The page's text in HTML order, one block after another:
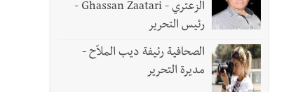
أرضه ووعد بالعودة لزراعة الزعتر من جديد
روما؟ | عون: علينا الاستمرار بمسار التفاوض؟ واشنطن لتل أبيب: الحزب لم يخرق؟ |
الزعتري - Ghassan Zaatari -
رئيس التحرير
الصحافية رئيفة ديب الملاّح -
مديرة التحرير